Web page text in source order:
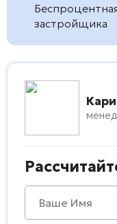
застройщика